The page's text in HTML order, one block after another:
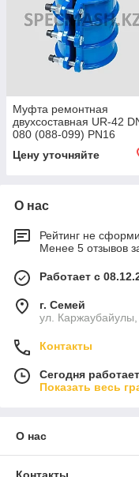
Муфта ремонтная
двухсоставная UR-42
080 (088-099) PN16
Цену уточняйте
О нас
Рейтинг не
Менее 5 отзывов
Работает с
г. Семей
ул.
Контакты
Сегодня
Показать весь
О нас